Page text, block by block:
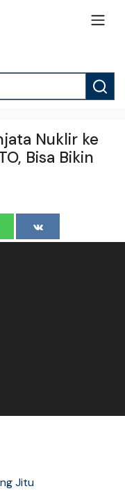
Nuklir ke
Bisa Bikin
Jitu